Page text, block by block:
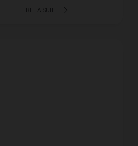
LIRE LA SUITE